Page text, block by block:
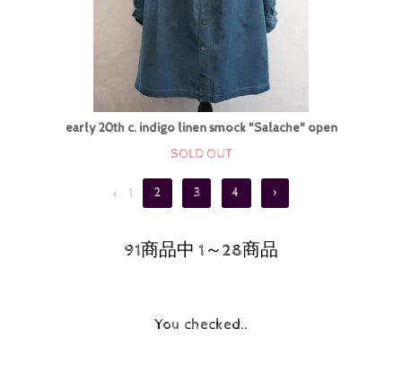
early 20th c. indigo linen smock "Salache" open
SOLD OUT
< 1 2 3 4 >
91商品中 1～28商品
You checked..